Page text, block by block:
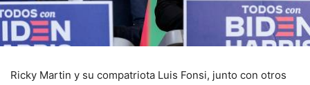
Ricky Martin y su compatriota Luis Fonsi, junto con otros